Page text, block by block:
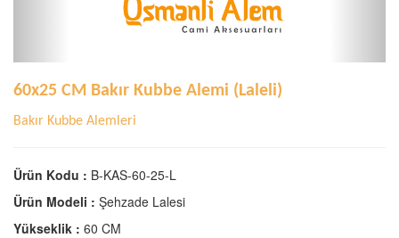
60x25 CM Bakır Kubbe Alemi (Laleli)
Bakır Kubbe Alemleri
Ürün Kodu : B-KAS-60-25-L
Ürün Modeli : Şehzade Lalesi
Yükseklik : 60 CM